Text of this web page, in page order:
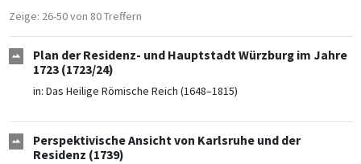
Zeige: 26-50 von 80 Treffern
Plan der Residenz- und Hauptstadt Würzburg im Jahre
1723 (1723/24)
in: Das Heilige Römische Reich (1648–1815)
Perspektivische Ansicht von Karlsruhe und der
Residenz (1739)